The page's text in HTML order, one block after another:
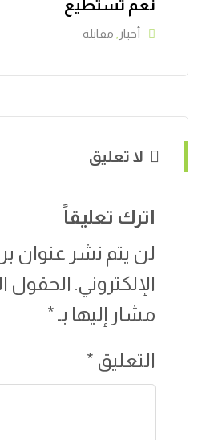
نعم تستطيع
أخبار مقابلة
لا تعليق
اترك تعليقاً
لن يتم نشر عنوان
الإلكتروني. الحقول
مشار إليها بـ*
التعليق *